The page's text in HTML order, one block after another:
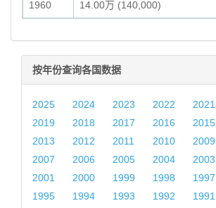
1960 14.00万 (140,000)
按年份查询各国数据
2025 2024 2023 2022 2021
2019
2018 2017 2016 2015
2013
2012 2011 2010 2009
2007
2006 2005 2004 2003
2001
2000 1999 1998 1997
1995
1994 1993 1992 1991